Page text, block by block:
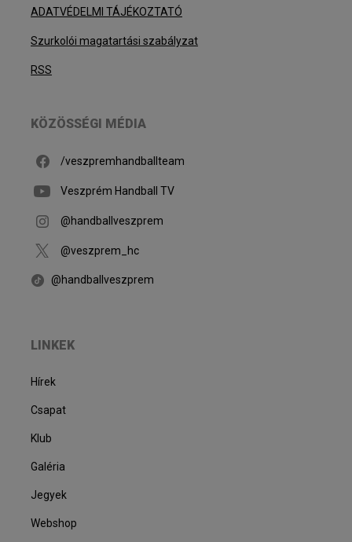
ADATVÉDELMI TÁJÉKOZTATÓ
Szurkolói magatartási szabályzat
RSS
KÖZÖSSÉGI MÉDIA
/veszpremhandballteam
Veszprém Handball TV
@handballveszprem
@veszprem_hc
@handballveszprem
LINKEK
Hírek
Csapat
Klub
Galéria
Jegyek
Webshop